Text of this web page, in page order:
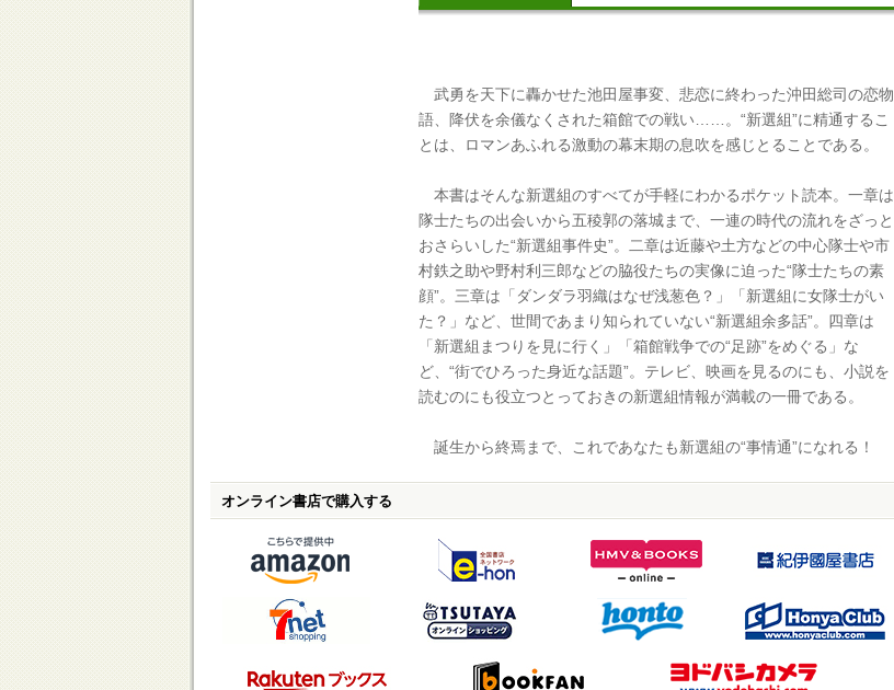
武勇を天下に轟かせた池田屋事変、悲恋に終わった沖田総司の恋物
語、降伏を余儀なくされた箱館での戦い……。“新選組”に精通するこ
とは、ロマンあふれる激動の幕末期の息吹を感じとることである。
本書はそんな新選組のすべてが手軽にわかるポケット読本。一章は
隊士たちの出会いから五稜郭の落城まで、一連の時代の流れをざっと
おさらいした“新選組事件史”。二章は近藤や土方などの中心隊士や市
村鉄之助や野村利三郎などの脇役たちの実像に迫った“隊士たちの素
顔”。三章は「ダンダラ羽織はなぜ浅葱色？」「新選組に女隊士がい
た？」など、世間であまり知られていない“新選組余多話”。四章は
「新選組まつりを見に行く」「箱館戦争での“足跡”をめぐる」な
ど、“街でひろった身近な話題”。テレビ、映画を見るのにも、小説を
読むのにも役立つとっておきの新選組情報が満載の一冊である。
誕生から終焉まで、これであなたも新選組の“事情通”になれる！
オンライン書店で購入する